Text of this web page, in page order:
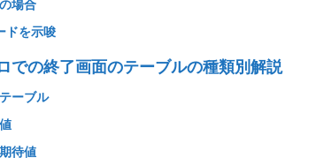
場合
ドを示唆
での終了画面のテーブルの種類別解説
ーブル
待値